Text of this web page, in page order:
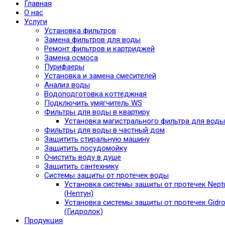
Главная
О нас
Услуги
Установка фильтров
Замена фильтров для воды
Ремонт фильтров и картриджей
Замена осмоса
Пурифаеры
Установка и замена смесителей
Анализ воды
Водоподготовка коттеджная
Подключить умягчитель WS
Фильтры для воды в квартиру
Установка магистрального фильтра для воды
Фильтры для воды в частный дом
Защитить стиральную машину
Защитить посудомойку
Очистить воду в душе
Защитить сантехнику
Системы защиты от протечек воды
Установка системы защиты от протечек
(Нептун)
Установка системы защиты от протечек
(Гидролок)
Продукция